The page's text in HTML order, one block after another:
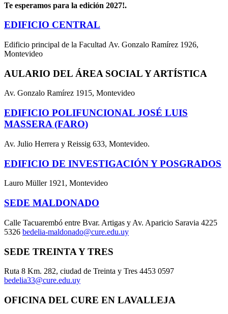
Te esperamos para la edición 2027!.
EDIFICIO CENTRAL
Edificio principal de la Facultad Av. Gonzalo Ramírez 1926,
Montevideo
AULARIO DEL ÁREA SOCIAL Y ARTÍSTICA
Av. Gonzalo Ramírez 1915, Montevideo
EDIFICIO POLIFUNCIONAL JOSÉ LUIS
MASSERA (FARO)
Av. Julio Herrera y Reissig 633, Montevideo.
EDIFICIO DE INVESTIGACIÓN Y POSGRADOS
Lauro Müller 1921, Montevideo
SEDE MALDONADO
Calle Tacuarembó entre Bvar. Artigas y Av. Aparicio Saravia 4225
5326 bedelia-maldonado@cure.edu.uy
SEDE TREINTA Y TRES
Ruta 8 Km. 282, ciudad de Treinta y Tres 4453 0597
bedelia33@cure.edu.uy
OFICINA DEL CURE EN LAVALLEJA